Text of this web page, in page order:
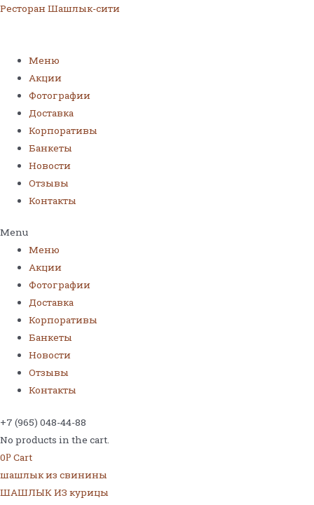
Ресторан Шашлык-сити
Меню
Акции
Фотографии
Доставка
Корпоративы
Банкеты
Новости
Отзывы
Контакты
Menu
Меню
Акции
Фотографии
Доставка
Корпоративы
Банкеты
Новости
Отзывы
Контакты
+7 (965) 048-44-88
No products in the cart.
0Р Cart
шашлык из свинины
ШАШЛЫК ИЗ курицы